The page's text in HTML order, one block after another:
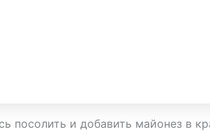
посолить и добавить майонез в